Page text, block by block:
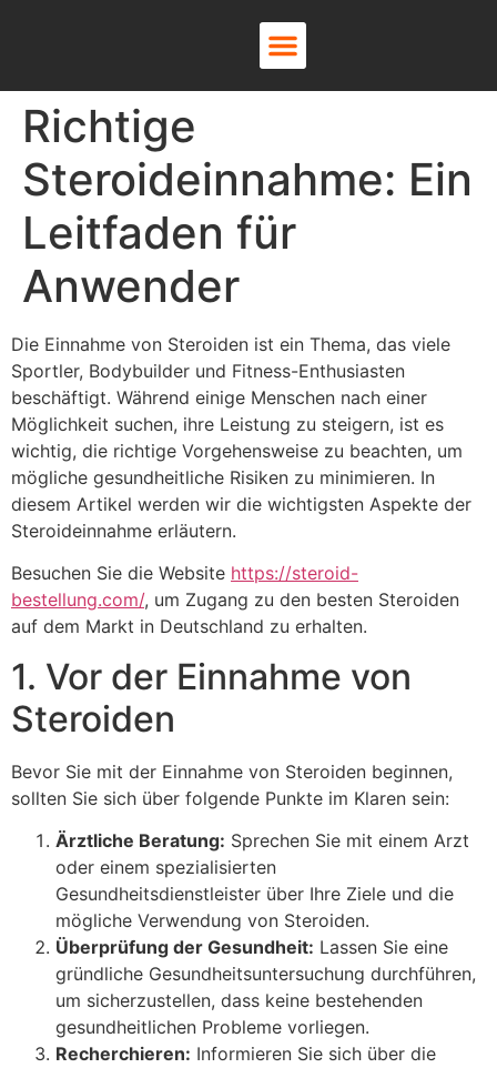
Richtige
Steroideinnahme: Ein
Leitfaden für
Anwender
Die Einnahme von Steroiden ist ein Thema, das viele
Sportler, Bodybuilder und Fitness-Enthusiasten
beschäftigt. Während einige Menschen nach einer
Möglichkeit suchen, ihre Leistung zu steigern, ist es
wichtig, die richtige Vorgehensweise zu beachten, um
mögliche gesundheitliche Risiken zu minimieren. In
diesem Artikel werden wir die wichtigsten Aspekte der
Steroideinnahme erläutern.
Besuchen Sie die Website https://steroid-
bestellung.com/, um Zugang zu den besten Steroiden
auf dem Markt in Deutschland zu erhalten.
1. Vor der Einnahme von
Steroiden
Bevor Sie mit der Einnahme von Steroiden beginnen,
sollten Sie sich über folgende Punkte im Klaren sein:
Ärztliche Beratung: Sprechen Sie mit einem Arzt
oder einem spezialisierten
Gesundheitsdienstleister über Ihre Ziele und die
mögliche Verwendung von Steroiden.
Überprüfung der Gesundheit: Lassen Sie eine
gründliche Gesundheitsuntersuchung durchführen,
um sicherzustellen, dass keine bestehenden
gesundheitlichen Probleme vorliegen.
Recherchieren: Informieren Sie sich über die